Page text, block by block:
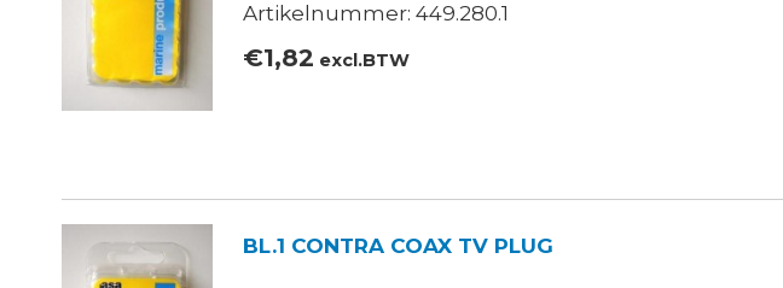
Artikelnummer: 449.280.1
€1,82 excl.BTW
BL.1 CONTRA COAX TV PLUG